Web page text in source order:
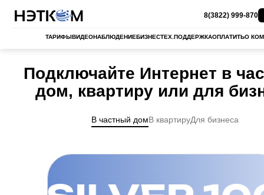
ТАРИФЫВИДЕОНАБЛЮДЕНИЕБИЗНЕСТЕХ.ПОДДЕРЖКАОПЛАТИТЬО
8(3822) 999-870
Подключайте Интернет в
дом, квартиру или для
В частный домВ квартируДля бизнеса